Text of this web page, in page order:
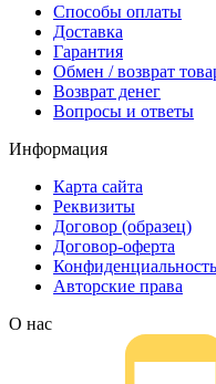
Способы оплаты
Доставка
Гарантия
Обмен / возврат
Возврат денег
Вопросы и ответы
Информация
Карта сайта
Реквизиты
Договор (образец)
Договор-оферта
Конфиденциальность
Авторские права
О нас